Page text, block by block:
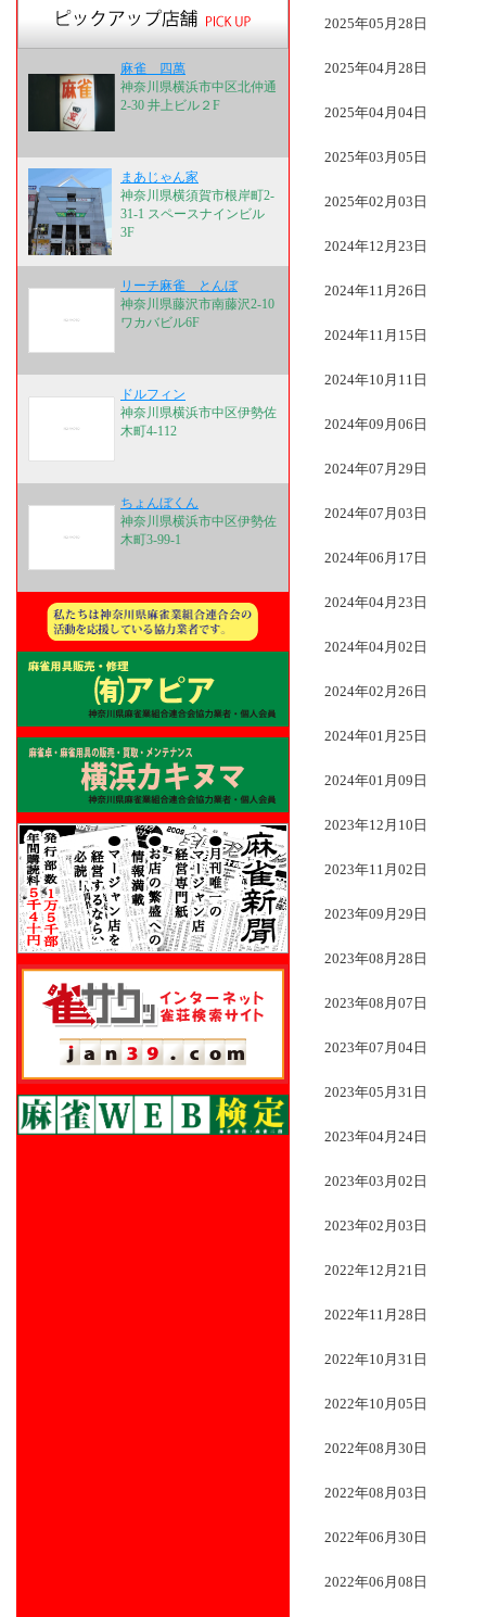
麻雀 四萬
神奈川県横浜市中区北仲通
2-30 井上ビル２F
まあじゃん家
神奈川県横須賀市根岸町2-
31-1 スペースナインビル
3F
リーチ麻雀 とんぼ
神奈川県藤沢市南藤沢2-10
ワカバビル6F
ドルフィン
神奈川県横浜市中区伊勢佐
木町4-112
ちょんぼくん
神奈川県横浜市中区伊勢佐
木町3-99-1
2025年05月28日
2025年04月28日
2025年04月04日
2025年03月05日
2025年02月03日
2024年12月23日
2024年11月26日
2024年11月15日
2024年10月11日
2024年09月06日
2024年07月29日
2024年07月03日
2024年06月17日
2024年04月23日
2024年04月02日
2024年02月26日
2024年01月25日
2024年01月09日
2023年12月10日
2023年11月02日
2023年09月29日
2023年08月28日
2023年08月07日
2023年07月04日
2023年05月31日
2023年04月24日
2023年03月02日
2023年02月03日
2022年12月21日
2022年11月28日
2022年10月31日
2022年10月05日
2022年08月30日
2022年08月03日
2022年06月30日
2022年06月08日